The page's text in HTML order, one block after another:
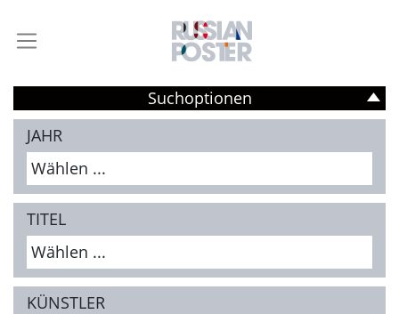
Suchoptionen
JAHR
Wählen ...
TITEL
Wählen ...
KÜNSTLER